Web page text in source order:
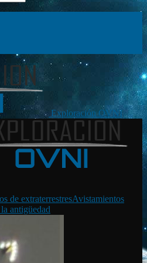
Exploración OVNI
de extraterrestresAvistamientos
antigüedad